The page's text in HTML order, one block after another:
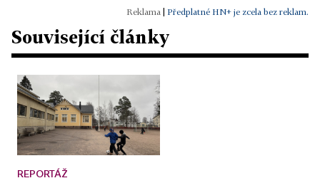
Předplatné HN+ je zcela bez reklam.
Související články
REPORTÁŽ